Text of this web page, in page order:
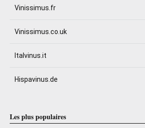
Vinissimus.fr
Vinissimus.co.uk
Italvinus.it
Hispavinus.de
Les plus populaires